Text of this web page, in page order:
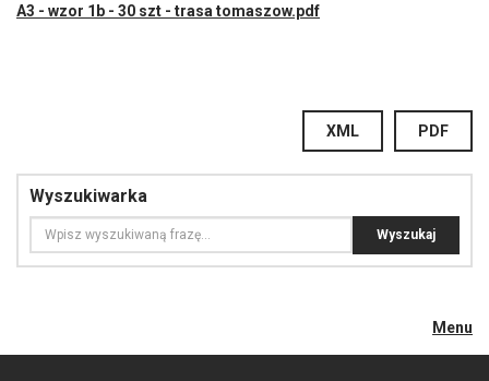
A3 - wzor 1b - 30 szt - trasa tomaszow.pdf
PDF
XML
Wyszukiwarka
Menu